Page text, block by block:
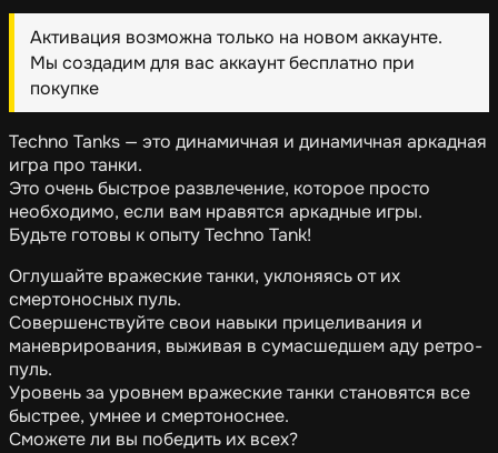
Активация возможна только на новом аккаунте.
Мы создадим для вас аккаунт бесплатно при
покупке
Techno Tanks — это динамичная и динамичная аркадная
игра про танки.
Это очень быстрое развлечение, которое просто
необходимо, если вам нравятся аркадные игры.
Будьте готовы к опыту Techno Tank!
Оглушайте вражеские танки, уклоняясь от их
смертоносных пуль.
Совершенствуйте свои навыки прицеливания и
маневрирования, выживая в сумасшедшем аду ретро-
пуль.
Уровень за уровнем вражеские танки становятся все
быстрее, умнее и смертоноснее.
Сможете ли вы победить их всех?